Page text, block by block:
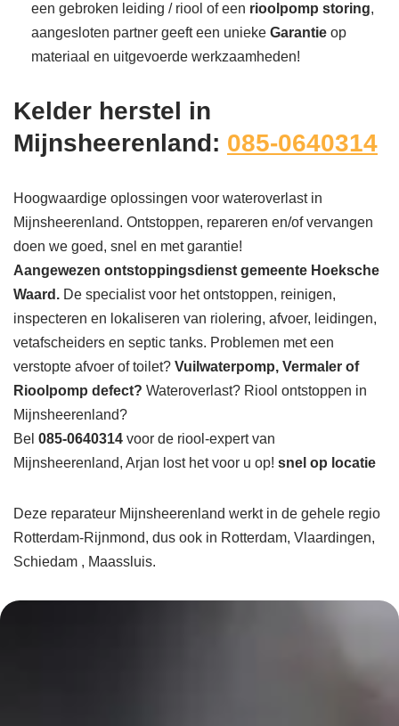
een gebroken leiding / riool of een rioolpomp storing,
aangesloten partner geeft een unieke Garantie op
materiaal en uitgevoerde werkzaamheden!
Kelder herstel in
Mijnsheerenland: 085-0640314
Hoogwaardige oplossingen voor wateroverlast in
Mijnsheerenland. Ontstoppen, repareren en/of vervangen
doen we goed, snel en met garantie!
Aangewezen ontstoppingsdienst gemeente Hoeksche
Waard. De specialist voor het ontstoppen, reinigen,
inspecteren en lokaliseren van riolering, afvoer, leidingen,
vetafscheiders en septic tanks. Problemen met een
verstopte afvoer of toilet? Vuilwaterpomp, Vermaler of
Rioolpomp defect? Wateroverlast? Riool ontstoppen in
Mijnsheerenland?
Bel 085-0640314 voor de riool-expert van
Mijnsheerenland, Arjan lost het voor u op! snel op locatie
Deze reparateur Mijnsheerenland werkt in de gehele regio
Rotterdam-Rijnmond, dus ook in Rotterdam, Vlaardingen,
Schiedam , Maassluis.